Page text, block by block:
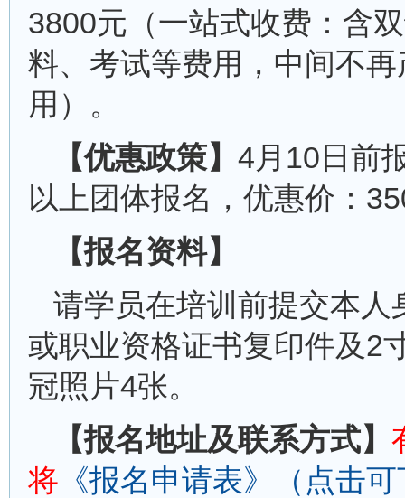
3800元（一站式收费：含
料、考试等费用，中间不
用）。
【优惠政策】 4月10日前
以上团体报名，优惠价：
【报名资料】
请学员在培训前提交本人
或职业资格证书复印件及2
冠照片4张。
【报名地址及联系方式】
将 《报名申请表》（点击